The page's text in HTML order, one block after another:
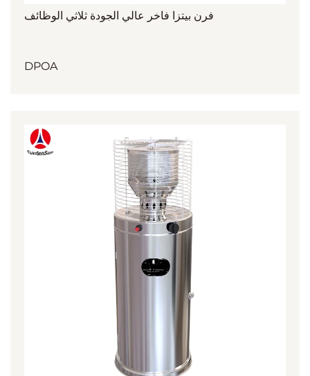
فرن بيتزا فاخر عالي الجودة ثلاثي الوظائف
DPOA